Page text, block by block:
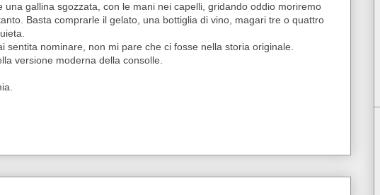
una gallina sgozzata, con le mani nei capelli, gridando oddio moriremo
Basta comprarle il gelato, una bottiglia di vino, magari tre o quattro
sentita nominare, non mi pare che ci fosse nella storia originale.
versione moderna della consolle.